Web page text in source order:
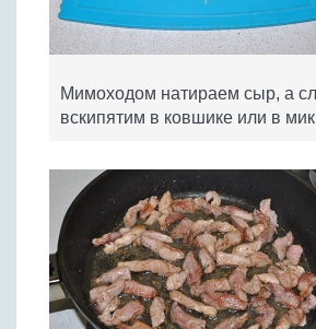
Мимоходом натираем сыр, а
вскипятим в ковшике или в